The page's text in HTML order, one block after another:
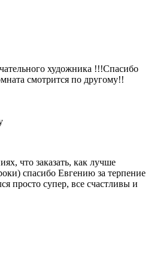
художника !!!Спасибо
смотрится по другому!!
что заказать, как лучше
спасибо Евгению за терпение
просто супер, все счастливы и